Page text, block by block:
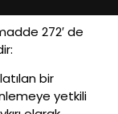
272′ de
bir
yetkili